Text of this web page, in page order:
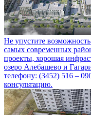
Не упустите
самых современных
проекты, хорошая
озеро Алебашево и
телефону: (3452) 516 –
консультацию.